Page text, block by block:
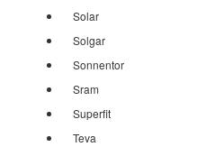
Solar
Solgar
Sonnentor
Sram
Superfit
Teva